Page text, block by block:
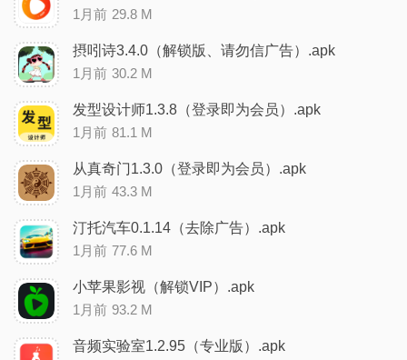
1月前 29.8 M
摂吲诗3.4.0（解锁版、请勿信广告）.apk
1月前 30.2 M
发型设计师1.3.8（登录即为会员）.apk
1月前 81.1 M
从真奇门1.3.0（登录即为会员）.apk
1月前 43.3 M
汀托汽车0.1.14（去除广告）.apk
1月前 77.6 M
小苹果影视（解锁VIP）.apk
1月前 93.2 M
音频实验室1.2.95（专业版）.apk